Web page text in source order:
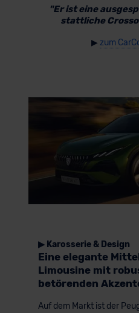
"Er ist eine
stattliche
▶ zum
▶ Karosserie & Design
Eine elegante
Limousine mit
betörenden
Auf dem Markt ist der